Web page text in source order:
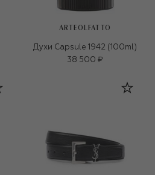
ARTEOLFATTO
Духи Capsule 1942 (100ml)
38 500 ₽